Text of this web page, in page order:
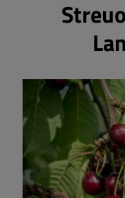
Wohnen
Bildung
Vereine